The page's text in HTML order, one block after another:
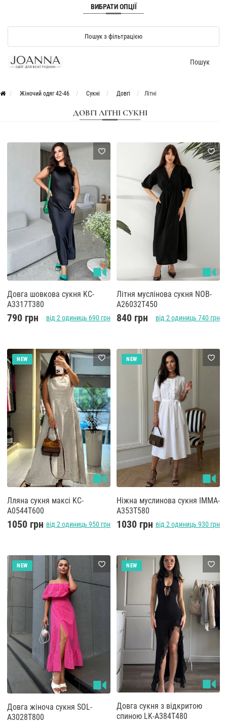
ВИБРАТИ ОПЦІЇ
Пошук з фільтрацією
Пошук
Жіночий одяг 42-46 Сукні Довгі Літні
ДОВГІ ЛІТНІ СУКНІ
Довга шовкова сукня KC-
A3317T380
790 грн від 2 одиниць 690 грн
Літня муслінова сукня NOB-
A26032T450
840 грн від 2 одиниць 740 грн
NEW
Лляна сукня максі KC-
A0544T600
1050 грн від 2 одиниць 950 грн
NEW
Ніжна муслинова сукня IMMA-
A353T580
1030 грн від 2 одиниць 930 грн
NEW
Довга жіноча сукня SOL-
A3028T800
NEW
Довга сукня з відкритою
спиною LK-A384T480